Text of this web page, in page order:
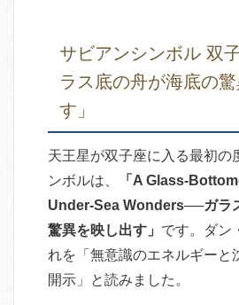
サビアンシンボル 双
ラス底の舟が海底の
す」
天王星が双子座に入る最初の
ンボルは、
「A Glass-
Under-Sea Wonders──ガラ
驚異を映し出す」 です。ダン
れを「無意識のエネルギーと
開示」と読みました。